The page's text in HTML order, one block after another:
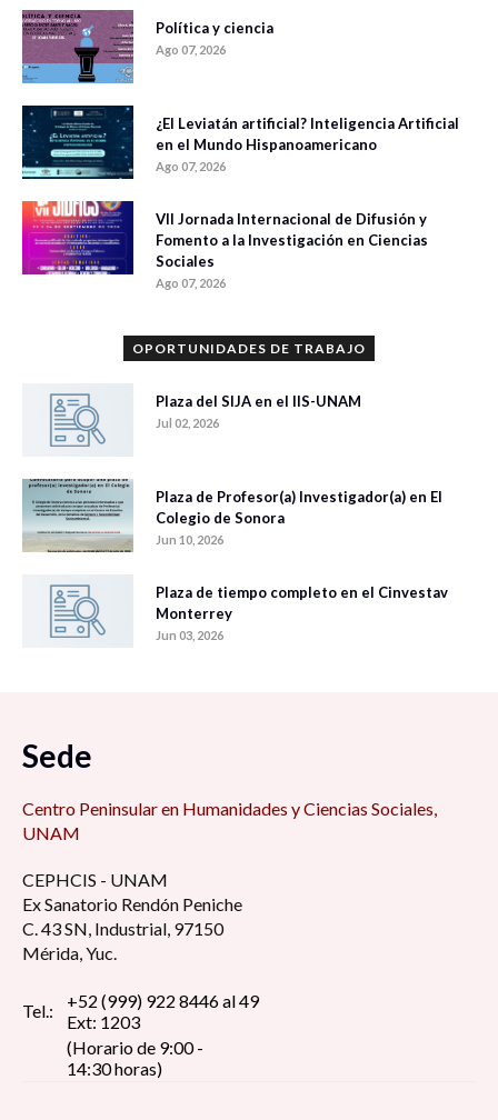
Política y ciencia
Ago 07, 2026
¿El Leviatán artificial? Inteligencia Artificial
en el Mundo Hispanoamericano
Ago 07, 2026
VII Jornada Internacional de Difusión y
Fomento a la Investigación en Ciencias
Sociales
Ago 07, 2026
OPORTUNIDADES DE TRABAJO
Plaza del SIJA en el IIS-UNAM
Jul 02, 2026
Plaza de Profesor(a) Investigador(a) en El
Colegio de Sonora
Jun 10, 2026
Plaza de tiempo completo en el Cinvestav
Monterrey
Jun 03, 2026
Sede
Centro Peninsular en Humanidades y Ciencias Sociales,
UNAM
CEPHCIS - UNAM
Ex Sanatorio Rendón Peniche
C. 43 SN, Industrial, 97150
Mérida, Yuc.
Tel.:
+52 (999) 922 8446 al 49
Ext: 1203
(Horario de 9:00 -
14:30 horas)